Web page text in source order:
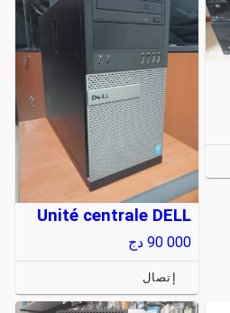
Unité centrale DELL
90 000 دج
إتصال